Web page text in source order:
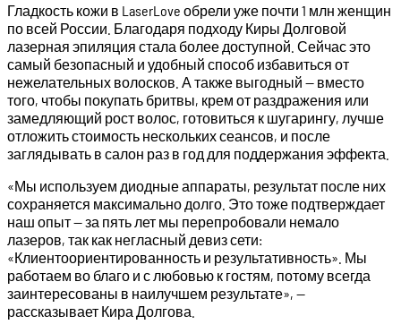
Гладкость кожи в LaserLove обрели уже почти 1 млн женщин
по всей России. Благодаря подходу Киры Долговой
лазерная эпиляция стала более доступной. Сейчас это
самый безопасный и удобный способ избавиться от
нежелательных волосков. А также выгодный — вместо
того, чтобы покупать бритвы, крем от раздражения или
замедляющий рост волос, готовиться к шугарингу, лучше
отложить стоимость нескольких сеансов, и после
заглядывать в салон раз в год для поддержания эффекта.
«Мы используем диодные аппараты, результат после них
сохраняется максимально долго. Это тоже подтверждает
наш опыт — за пять лет мы перепробовали немало
лазеров, так как негласный девиз сети:
«Клиентоориентированность и результативность». Мы
работаем во благо и с любовью к гостям, потому всегда
заинтересованы в наилучшем результате», —
рассказывает Кира Долгова.